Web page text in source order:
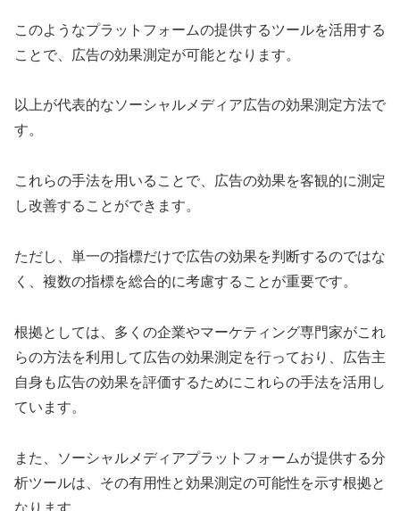
このようなプラットフォームの提供するツールを活用する
ことで、広告の効果測定が可能となります。
以上が代表的なソーシャルメディア広告の効果測定方法で
す。
これらの手法を用いることで、広告の効果を客観的に測定
し改善することができます。
ただし、単一の指標だけで広告の効果を判断するのではな
く、複数の指標を総合的に考慮することが重要です。
根拠としては、多くの企業やマーケティング専門家がこれ
らの方法を利用して広告の効果測定を行っており、広告主
自身も広告の効果を評価するためにこれらの手法を活用し
ています。
また、ソーシャルメディアプラットフォームが提供する分
析ツールは、その有用性と効果測定の可能性を示す根拠と
なります。